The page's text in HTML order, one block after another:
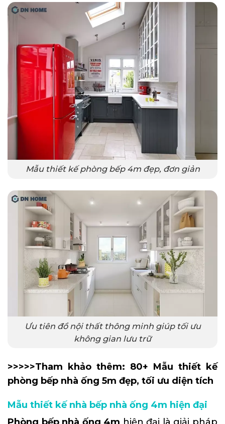
Mẫu thiết kế phòng bếp 4m đẹp, đơn giản
Ưu tiên đồ nội thất thông minh giúp tối ưu
không gian lưu trữ
>>>>>Tham khảo thêm: 80+ Mẫu thiết kế
phòng bếp nhà ống 5m đẹp, tối ưu diện tích
Mẫu thiết kế nhà bếp nhà ống 4m hiện đại